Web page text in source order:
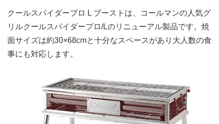
クールスパイダープロ L ブーストは、コールマンの人気グ
リルクールスパイダープロ/Lのリニューアル製品です。焼
面サイズは約30×68cmと十分なスペースがあり大人数の食
事にも対応します。